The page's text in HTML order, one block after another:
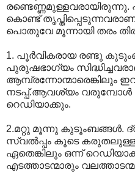
രണ്ടെണ്ണമുള്ളവരായിരുന്നു.
കൊണ്ട്
പൊതുവേ മൂന്നായി തരം
1. പൂര്‍വികരായ രണ്ടു
പുരുഷഭാഗ്യം
ആമ്പ്രന്നോന്മാരെങ്കിലും
നടപ്പ്.ആവശ്യം വരുമ്പോള്‍‍
റെഡിയാക്കും.
2.മറ്റു മൂന്നു കുടൂംബങ്ങള്‍.
സ്വല്‍പ്പം കൂടെ
ഏതെങ്കിലും ഒന്ന്
എടത്താടന്മാരും